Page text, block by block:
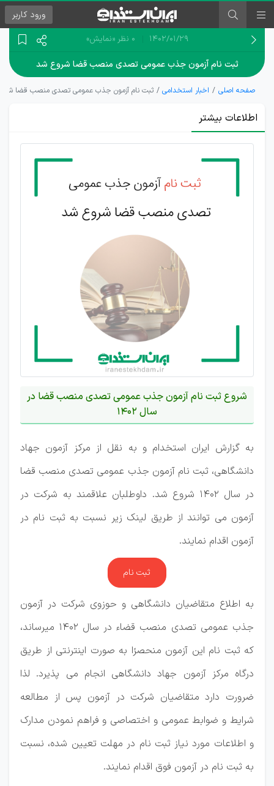
ورود کاربر
۱۴۰۲/۰۱/۲۹ 0 نظر «نمایش»
ثبت نام آزمون جذب عمومی تصدی منصب قضا شروع شد
صفحه اصلی اخبار استخدامی ثبت نام آزمون جذب عمومی تصدی منصب قضا
اطلاعات بیشتر
شروع ثبت نام آزمون جذب عمومی تصدی منصب قضا در
سال 1402
به گزارش ایران استخدام و به نقل از مرکز آزمون جهاد
دانشگاهی، ثبت نام آزمون جذب عمومی تصدی منصب قضا
در سال 1402 شروع شد. داوطلبان علاقمند به شرکت در
آزمون می توانند از طریق لینک زیر نسبت به ثبت نام در
آزمون اقدام نمایند.
ثبت نام
به اطلاع متقاضیان دانشگاهی و حوزوی شرکت در آزمون
جذب عمومی تصدی منصب قضاء در سال 1402 میرساند،
که ثبت نام این آزمون منحصرًا به صورت اینترنتی از طریق
درگاه مرکز آزمون جهاد دانشگاهی انجام می پذیرد. لذا
ضرورت دارد متقاضیان شرکت در آزمون پس از مطالعه
شرایط و ضوابط عمومی و اختصاصی و فراهم نمودن مدارک
و اطلاعات مورد نیاز ثبت نام در مهلت تعیین شده، نسبت
به ثبت نام در آزمون فوق اقدام نمایند.